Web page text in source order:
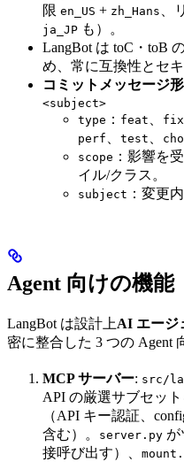
限 en_US + zh_Hans 、
ja_JP も）。
LangBot は toC・toB
め、常に互換性とセ
コミットメッセージ
<subject>
type ： feat fix
perf test
scope ：影響を
イル/クラス。
subject ：変更
Agent 向けの機能
LangBot は設計上AI エージ
密に整合した 3 つの Agent
MCP サーバー: src/
API の厳選サブセッ
（API キー認証、
含む）。
server.py が
接呼び出す）、